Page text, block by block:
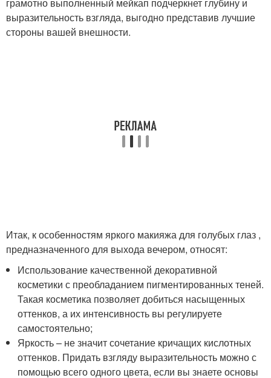
выразительность взгляда, выгодно представив лучшие
стороны вашей внешности.
Итак, к особенностям яркого макияжа для голубых глаз ,
предназначенного для выхода вечером, относят:
Использование качественной декоративной
косметики с преобладанием пигментированных теней.
Такая косметика позволяет добиться насыщенных
оттенков, а их интенсивность вы регулируете
самостоятельно;
Яркость – не значит сочетание кричащих кислотных
оттенков. Придать взгляду выразительность можно с
помощью всего одного цвета, если вы знаете основы